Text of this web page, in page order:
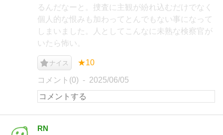
るんだなーと。捜査に主観が紛れ込むだけでなく
個人的な恨みも加わってとんでもない事になって
しまいました。人としてこんなに未熟な検察官が
いたら怖い。
ナイス ★10
コメント(0) 2025/06/05
RN